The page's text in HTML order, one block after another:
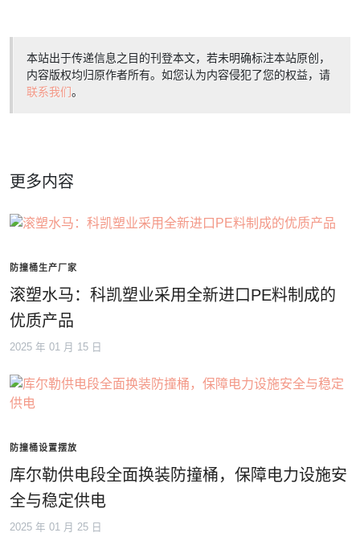
本站出于传递信息之目的刊登本文，若未明确标注本站原创，
内容版权均归原作者所有。如您认为内容侵犯了您的权益，请
联系我们。
更多内容
防撞桶生产厂家
滚塑水马：科凯塑业采用全新进口PE料制成的
优质产品
2025 年 01 月 15 日
防撞桶设置摆放
库尔勒供电段全面换装防撞桶，保障电力设施安
全与稳定供电
2025 年 01 月 25 日